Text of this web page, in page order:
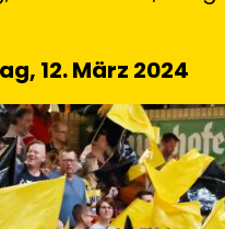
12. März 2024